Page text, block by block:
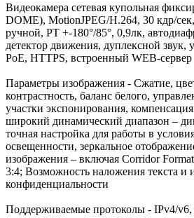
Видеокамера сетевая купольная
DOME), MotionJPEG/H.264, 30 кдр/
ручной, PT +-180°/85°, 0,9лк,
детектор движения, дуплексной звук,
PoE, HTTPS, встроенный WEB-сервер
Параметры изображения - Сжатие,
контрастность, баланс белого,
участки экспонирования,
широкий динамический диапазон –
точная настройка для работы в
освещенности, зеркальное
изображения – включая Corridor
3:4; Возможность наложения текста и
конфиденциальности
Поддерживаемые протоколы - IPv4/